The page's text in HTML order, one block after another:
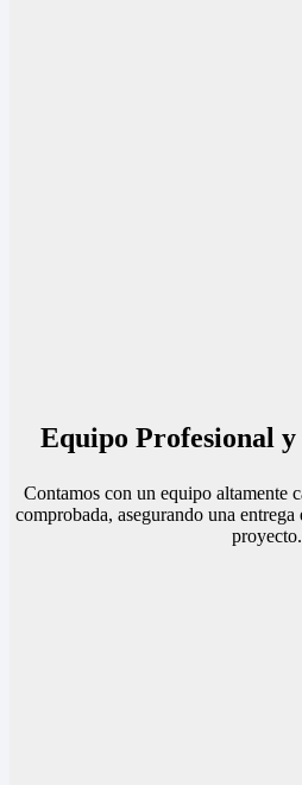
Equipo Profesional
Contamos con un equipo altamente
comprobada, asegurando una
proyecto.